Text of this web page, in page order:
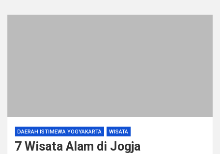
DAERAH ISTIMEWA YOGYAKARTA WISATA
7 Wisata Alam di Jogja